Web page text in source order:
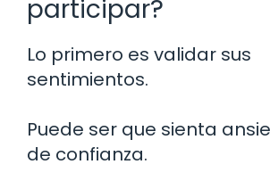
participar?
Lo primero es validar sus
sentimientos.
Puede ser que sienta
de confianza.